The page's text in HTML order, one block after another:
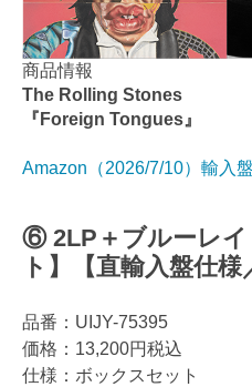
商品情報
The Rolling Stones
『Foreign Tongues』
Amazon（2026/7/10）輸入
⑥ 2LP＋ブルーレイ
ト】【直輸入盤仕様
品番：UIJY-75395
価格：13,200円税込
仕様：ボックスセット